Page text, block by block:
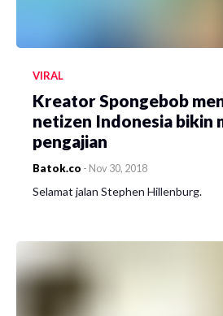
VIRAL
Kreator Spongebob
netizen Indonesia bikin
pengajian
Batok.co - Nov 30, 2018
Selamat jalan Stephen Hillenburg.